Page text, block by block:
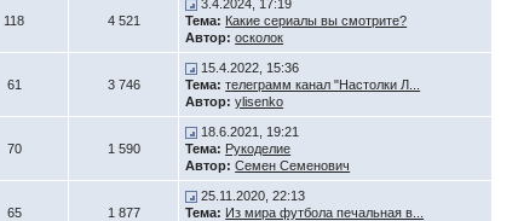
118 4 521
3.4.2024, 17:19
Тема: Какие сериалы вы смотрите?
Автор: осколок
61 3 746
15.4.2022, 15:36
Тема: телеграмм канал "Настолки Л...
Автор: ylisenko
70 1 590
18.6.2021, 19:21
Тема: Рукоделие
Автор: Семен Семенович
65 1 877
25.11.2020, 22:13
Тема: Из мира футбола печальная в...